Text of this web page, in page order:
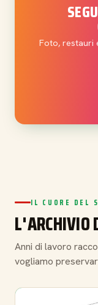
Foto, restauri
IL CUORE DEL
L'ARCHIVIO
Anni di lavoro
vogliamo